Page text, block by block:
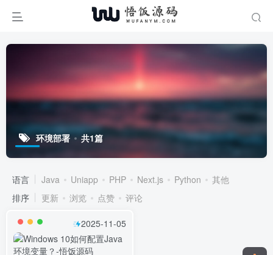
环境部署 共1篇
语言 Java Uniapp PHP Next.js Python
其他
排序
更新 浏览 点赞 评论
2025-11-05